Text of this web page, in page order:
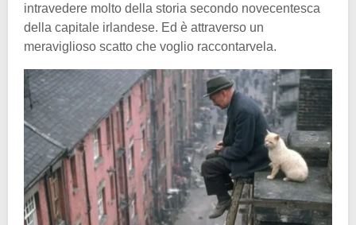
intravedere molto della storia secondo novecentesca
della capitale irlandese. Ed è attraverso un
meraviglioso scatto che voglio raccontarvela.